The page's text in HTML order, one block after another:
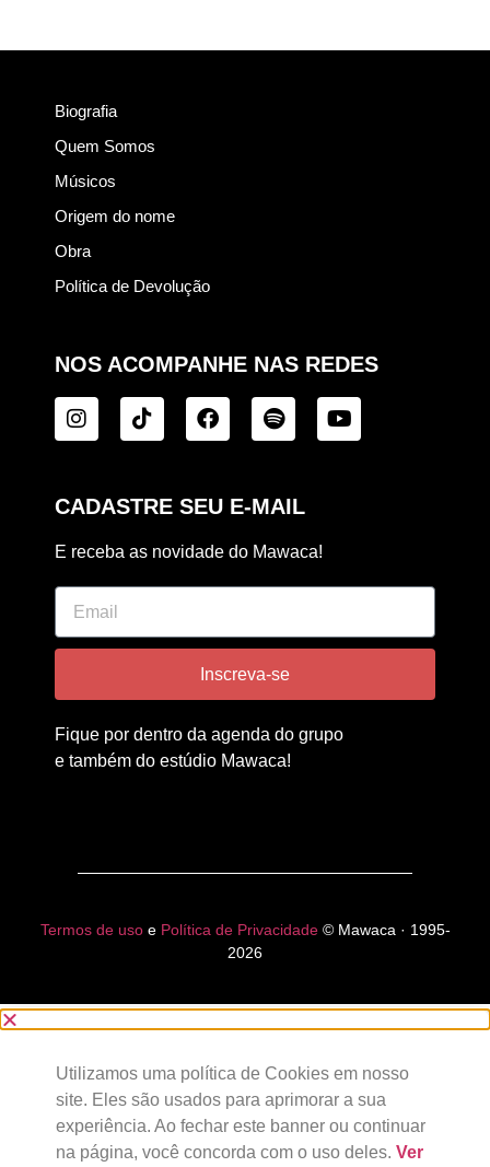
Biografia
Quem Somos
Músicos
Origem do nome
Obra
Política de Devolução
NOS ACOMPANHE NAS REDES
CADASTRE SEU E-MAIL
E receba as novidade do Mawaca!
Inscreva-se
Fique por dentro da agenda do grupo
e também do estúdio Mawaca!
Termos de usoe Política de Privacidade© Mawaca · 1995-
2026
Utilizamos uma política de Cookies em nosso
site. Eles são usados para aprimorar a sua
experiência. Ao fechar este banner ou continuar
na página, você concorda com o uso deles. Ver